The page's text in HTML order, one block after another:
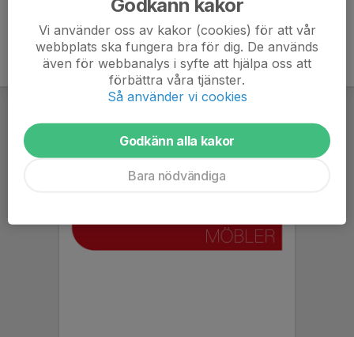
Vi använder oss av kakor (cookies) för att vår
webbplats ska fungera bra för dig. De används
även för webbanalys i syfte att hjälpa oss att
förbättra våra tjänster.
Så använder vi cookies
Godkänn alla kakor
Bara nödvändiga